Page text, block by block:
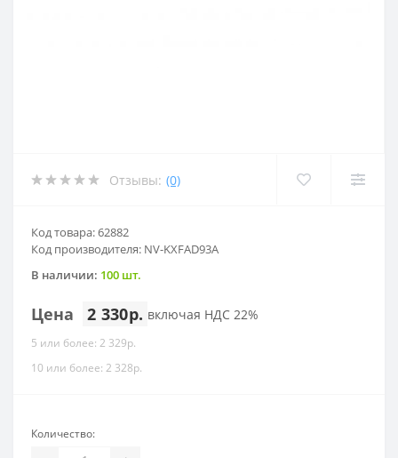
Отзывы: (0)
Код товара: 62882
Код производителя: NV-KXFAD93A
В наличии: 100 шт.
Цена 2 330р. включая НДС 22%
5 или более: 2 329р.
10 или более: 2 328р.
Количество: